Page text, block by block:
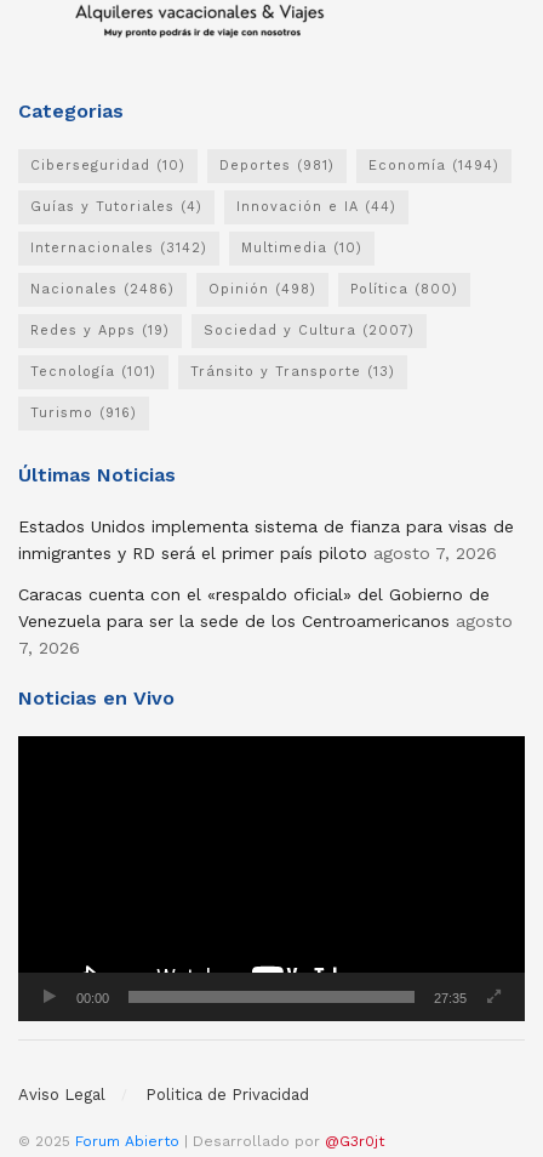
Categorias
Ciberseguridad (10) Deportes (981) Economía (1494)
Guías y Tutoriales (4) Innovación e IA (44)
Internacionales (3142) Multimedia (10)
Nacionales (2486) Opinión (498) Política (800)
Redes y Apps (19) Sociedad y Cultura (2007)
Tecnología (101) Tránsito y Transporte (13)
Turismo (916)
Últimas Noticias
Estados Unidos implementa sistema de fianza para visas de
inmigrantes y RD será el primer país piloto agosto 7, 2026
Caracas cuenta con el «respaldo oficial» del Gobierno de
Venezuela para ser la sede de los Centroamericanos agosto
7, 2026
Noticias en Vivo
00:00 27:35
Aviso Legal Politica de Privacidad
© 2025 Forum Abierto | Desarrollado por @G3r0jt